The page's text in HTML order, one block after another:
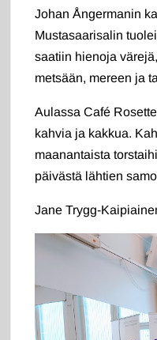
Johan Ångermanin
Mustasaarisalin
saatiin hienoja
metsään, mereen ja
Aulassa Café
kahvia ja kakkua.
maanantaista
päivästä lähtien
Jane Trygg-